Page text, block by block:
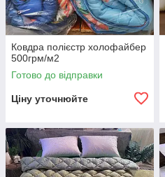
Ковдра полієстр холофайбер
500грм/м2
Готово до відправки
Ціну уточнюйте